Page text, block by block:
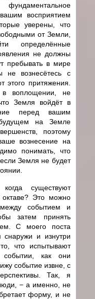
восприятием
уверены, что
от Земли,
определённые
не должны
пребывать в мире
вознесётесь с
этого притяжения.
в воплощении, не
Земля войдёт в
перед вашим
на Земле
поэтому
вознесение на
понимать, что
Земля не будет
существуют
октаве? Это можно
между событием и
затем принять
С моего поста
и изнутри
что испытывают
как они
событие извне, с
Так, я
− а именно, не
форму, и не